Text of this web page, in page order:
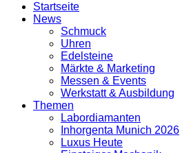
Startseite
News
Schmuck
Uhren
Edelsteine
Märkte & Marketing
Messen & Events
Werkstatt & Ausbildung
Themen
Labordiamanten
Inhorgenta Munich 2026
Luxus Heute